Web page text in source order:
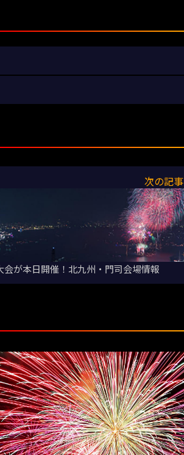
次の記事
が本日開催！北九州・門司会場情報